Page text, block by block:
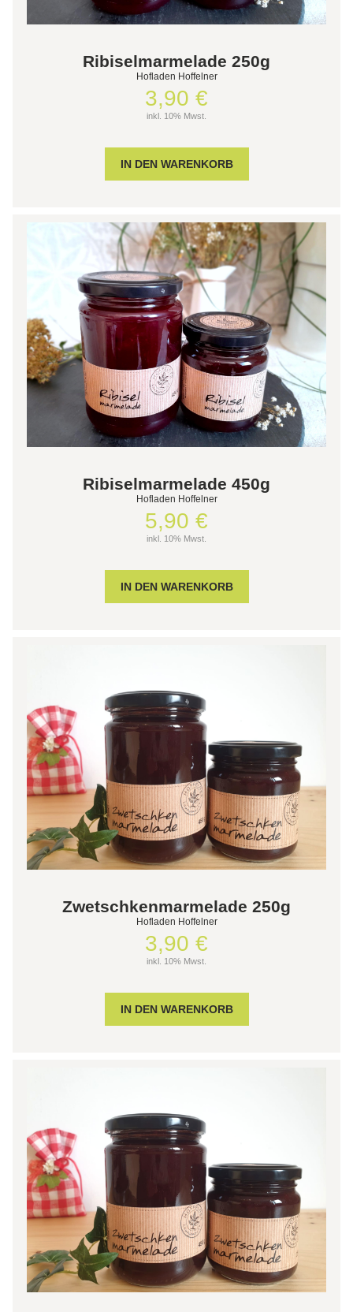
Ribiselmarmelade 250g
Hofladen Hoffelner
3,90 €
inkl. 10% Mwst.
Ribiselmarmelade 450g
Hofladen Hoffelner
5,90 €
inkl. 10% Mwst.
Zwetschkenmarmelade 250g
Hofladen Hoffelner
3,90 €
inkl. 10% Mwst.